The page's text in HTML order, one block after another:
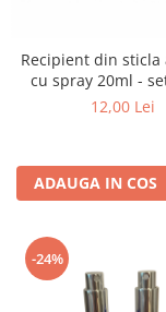
Recipient din sticla
cu spray 20ml -
12,00 Lei
ADAUGA IN COS
-24%